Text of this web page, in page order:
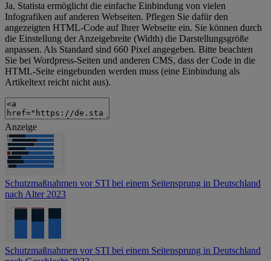
Ja, Statista ermöglicht die einfache Einbindung von vielen
Infografiken auf anderen Webseiten. Pflegen Sie dafür den
angezeigten HTML-Code auf Ihrer Webseite ein. Sie können durch
die Einstellung der Anzeigebreite (Width) die Darstellungsgröße
anpassen. Als Standard sind 660 Pixel angegeben. Bitte beachten
Sie bei Wordpress-Seiten und anderen CMS, dass der Code in die
HTML-Seite eingebunden werden muss (eine Einbindung als
Artikeltext reicht nicht aus).
Anzeige
Schutzmaßnahmen vor STI bei einem Seitensprung in Deutschland
nach Alter 2023
Schutzmaßnahmen vor STI bei einem Seitensprung in Deutschland